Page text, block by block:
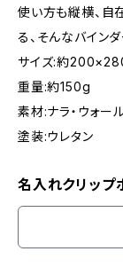
使い方も縦横、自
る、そんなバインダ
サイズ:約
重量:約150g
素材:ナラ・ウォー
塗装:ウレタン
名入れクリップ